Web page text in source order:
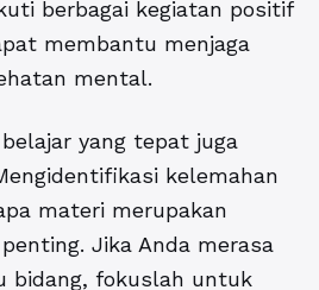
berbagai kegiatan positif
membantu menjaga
mental.
yang tepat juga
kelemahan
materi merupakan
Jika Anda merasa
bidang, fokuslah untuk